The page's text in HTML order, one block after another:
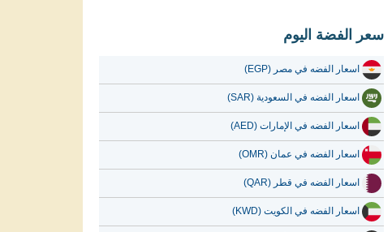
سعر الفضة اليوم
اسعار الفضه في مصر (EGP)
اسعار الفضه في السعودية (SAR)
اسعار الفضه في الإمارات (AED)
اسعار الفضه في عمان (OMR)
اسعار الفضه في قطر (QAR)
اسعار الفضه في الكويت (KWD)